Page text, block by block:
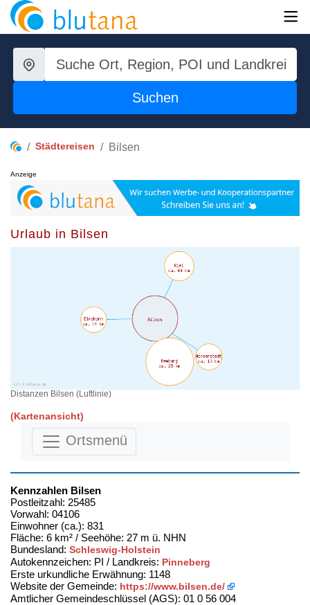
Suchen
Städtereisen Bilsen
Anzeige
Urlaub in Bilsen
Distanzen Bilsen (Luftlinie)
(Kartenansicht)
Ortsmenü
Kennzahlen Bilsen
Postleitzahl: 25485
Vorwahl: 04106
Einwohner (ca.): 831
Fläche: 6 km² / Seehöhe: 27 m ü. NHN
Bundesland: Schleswig-Holstein
Autokennzeichen: PI / Landkreis: Pinneberg
Erste urkundliche Erwähnung: 1148
Website der Gemeinde: https://www.bilsen.de/
Amtlicher Gemeindeschlüssel (AGS): 01 0 56 004